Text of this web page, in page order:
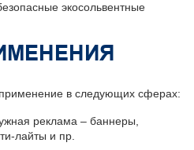
экосольвентные
в следующих сферах:
реклама – баннеры,
лайты и пр.